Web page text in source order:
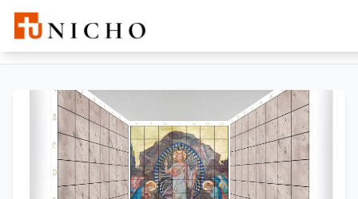
Buscar
PARROQUIA SANTA MARIA REINA
DE LOS MARTIRES